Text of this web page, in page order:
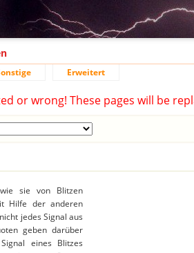
Erweitert
or wrong! These pages will be
wie sie von Blitzen
Hilfe der anderen
jedes Signal aus
geben darüber
eines Blitzes